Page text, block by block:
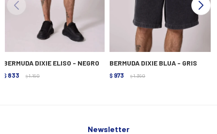
BERMUDA DIXIE ELISO - NEGRO
$ 833 $ 1.190
BERMUDA DIXIE BLUA - GRIS
$ 973 $ 1.390
Newsletter